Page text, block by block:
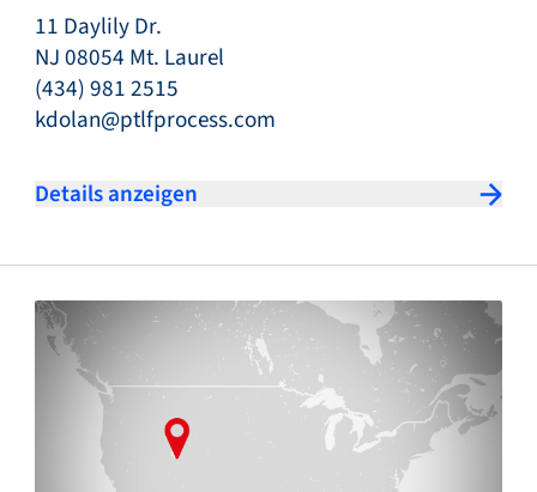
11 Daylily Dr.
NJ 08054 Mt. Laurel
(434) 981 2515
kdolan@ptlfprocess.com
Details anzeigen